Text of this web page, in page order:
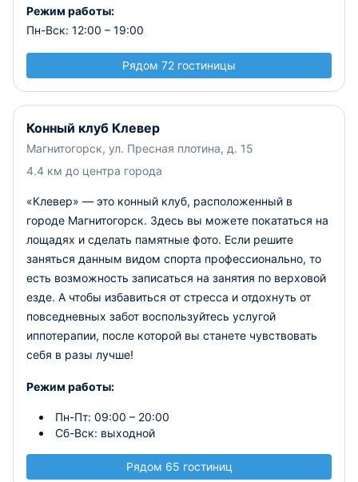
Режим работы:
Пн-Вск: 12:00 – 19:00
Рядом 72 гостиницы
Конный клуб Клевер
Магнитогорск, ул. Пресная плотина, д. 15
4.4 км до центра города
«Клевер» — это конный клуб, расположенный в
городе Магнитогорск. Здесь вы можете покататься на
лощадях и сделать памятные фото. Если решите
заняться данным видом спорта профессионально, то
есть возможность записаться на занятия по верховой
езде. А чтобы избавиться от стресса и отдохнуть от
повседневных забот воспользуйтесь услугой
иппотерапии, после которой вы станете чувствовать
себя в разы лучше!
Режим работы:
Пн-Пт: 09:00 – 20:00
Сб-Вск: выходной
Рядом 65 гостиниц